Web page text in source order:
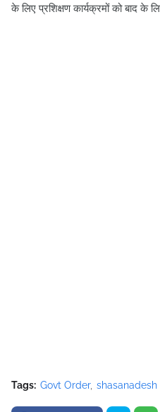
के लिए प्रशिक्षण कार्यक्रमों को बाद के
Tags: Govt Order shasanadesh